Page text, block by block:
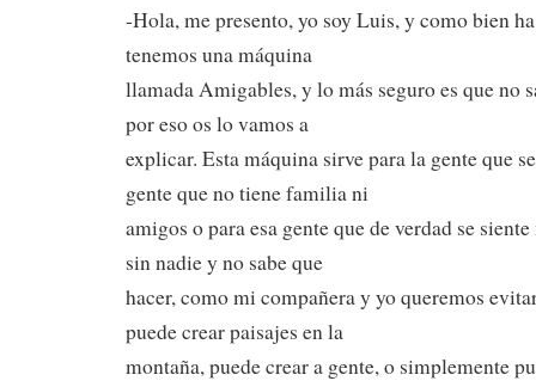
-Hola, me presento, yo soy Luis, y como bien
tenemos una máquina
llamada Amigables, y lo más seguro es que no
por eso os lo vamos a
explicar. Esta máquina sirve para la gente que
gente que no tiene familia ni
amigos o para esa gente que de verdad se
sin nadie y no sabe que
hacer, como mi compañera y yo queremos
puede crear paisajes en la
montaña, puede crear a gente, o simplemente